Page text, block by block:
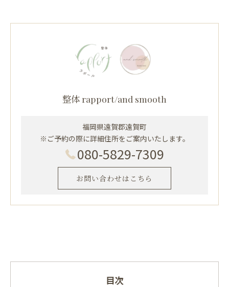
整体 rapport/and smooth
福岡県遠賀郡遠賀町
※ご予約の際に詳細住所をご案内いたします。
080-5829-7309
お問い合わせはこちら
目次